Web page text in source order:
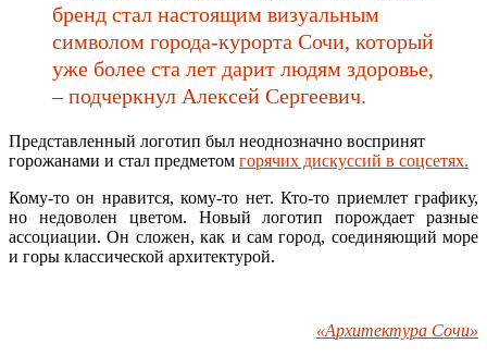
бренд стал настоящим визуальным
символом города-курорта Сочи, который
уже более ста лет дарит людям здоровье,
– подчеркнул Алексей Сергеевич.
Представленный логотип был неоднозначно воспринят
горожанами и стал предметом горячих дискуссий в соцсетях.
Кому-то он нравится, кому-то нет. Кто-то приемлет графику,
но недоволен цветом. Новый логотип порождает разные
ассоциации. Он сложен, как и сам город, соединяющий море
и горы классической архитектурой.
«Архитектура Сочи»